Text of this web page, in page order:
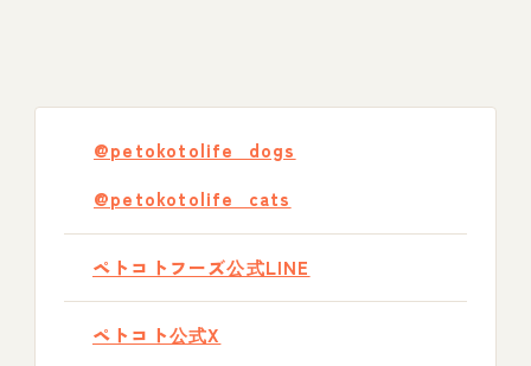
@petokotolife_dogs
@petokotolife_cats
ペトコトフーズ公式LINE
ペトコト公式X